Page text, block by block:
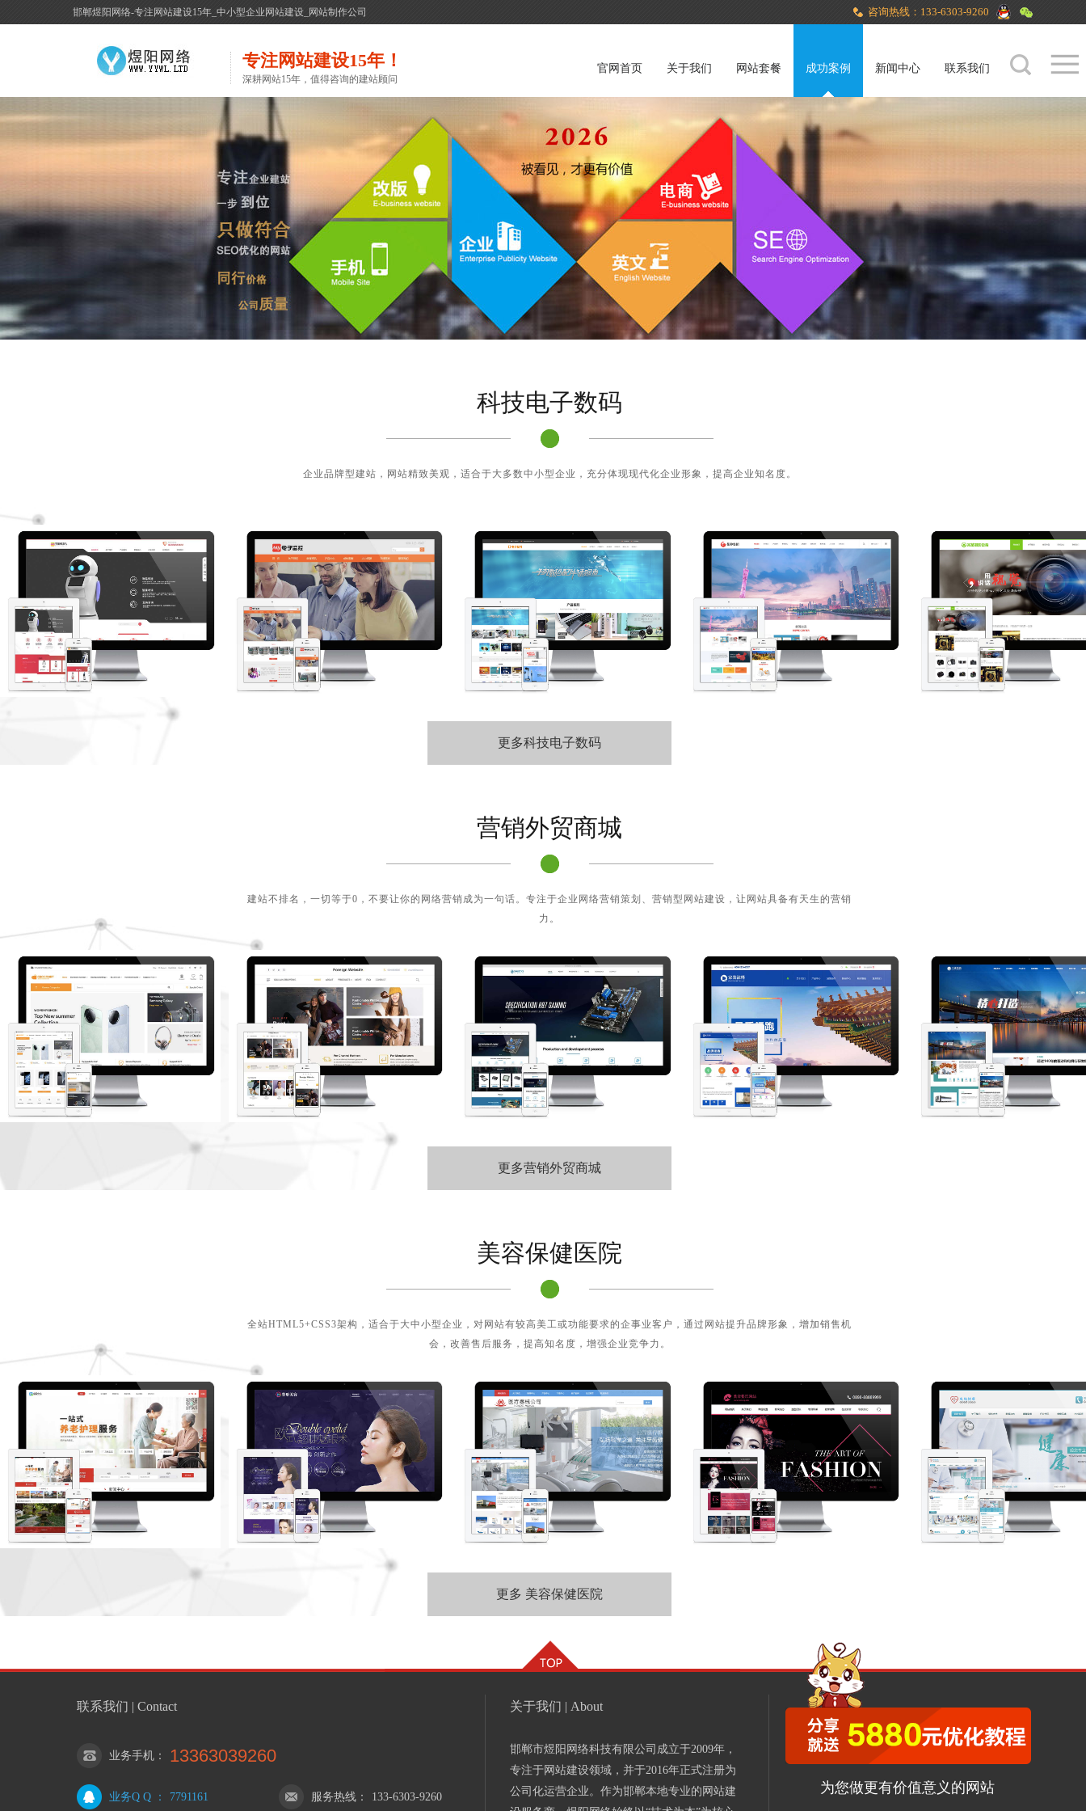
邯郸煜阳网络-专注网站建设15年_中小型企业网站建设_网站制作公司 咨询热线：133-6303-9260
专注网站建设15年！
深耕网站15年，值得咨询的建站顾问
官网首页 关于我们 网站套餐 成功案例 新闻中心 联系我们
科技电子数码
企业品牌型建站，网站精致美观，适合于大多数中小型企业，充分体现现代化企业形象，提高企业知名度。
更多科技电子数码
营销外贸商城
建站不排名，一切等于0，不要让你的网络营销成为一句话。专注于企业网络营销策划、营销型网站建设，让网站具备有天生的营销
力。
更多营销外贸商城
美容保健医院
全站HTML5+CSS3架构，适合于大中小型企业，对网站有较高美工或功能要求的企事业客户，通过网站提升品牌形象，增加销售机
会，改善售后服务，提高知名度，增强企业竞争力。
更多 美容保健医院
联系我们 | Contact
业务手机 ： 13363039260
业务Q Q ： 7791161 服务热线 ： 133-6303-9260
关于我们 | About
邯郸市煜阳网络科技有限公司成立于2009年，
专注于网站建设领域，并于2016年正式注册为
公司化运营企业。作为邯郸本地专业的网站建
为您做更有价值意义的网站